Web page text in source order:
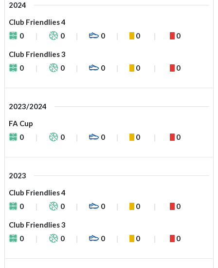
2024
Club Friendlies 4
0
0 0 0 0
Club Friendlies 3
0
0 0 0 0
2023/2024
FA Cup
0
0 0 0 0
2023
Club Friendlies 4
0
0 0 0 0
Club Friendlies 3
0
0 0 0 0